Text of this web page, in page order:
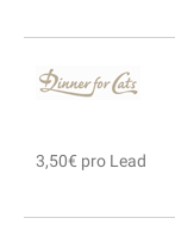
3,50€ pro Lead